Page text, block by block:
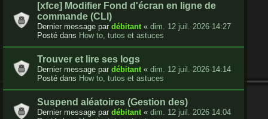
[xfce] Modifier Fond d'écran en ligne de
commande (CLI)
Dernier message par débitant« dim. 12 juil. 2026 14:27
Posté dans How to, tutos et astuces
Trouver et lire ses logs
Dernier message par débitant« dim. 12 juil. 2026 14:14
Posté dans How to, tutos et astuces
Suspend aléatoires (Gestion des)
Dernier message par débitant« dim. 12 juil. 2026 14:04